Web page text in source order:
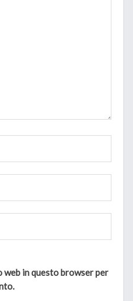
web in questo browser per